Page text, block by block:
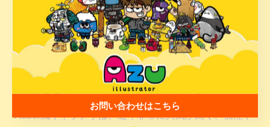
ズしたり、独自の設定を追加することも大切です。経験
者はテンプレートの枠を超えるアレンジを、初心者はま
ず基本を押さえてから徐々に発展させていくとよいでし
ょう。
Vtuber風キャラデザに学ぶオリジナリティ
Vtuber風キャラデザは、近年非常に人気が高く、個性や
お問い合わせはこちら